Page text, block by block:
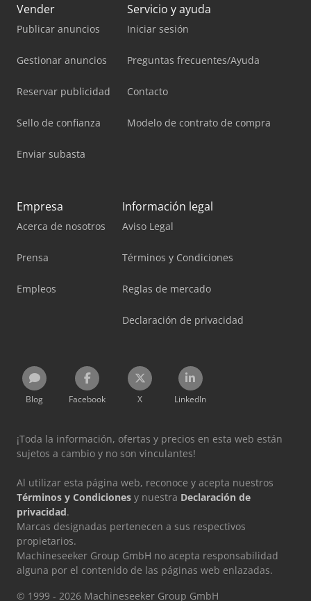
Vender
Publicar anuncios
Gestionar anuncios
Reservar publicidad
Sello de confianza
Enviar subasta
Servicio y ayuda
Iniciar sesión
Preguntas frecuentes/Ayuda
Contacto
Modelo de contrato de compra
Empresa
Acerca de nosotros
Prensa
Empleos
Información legal
Aviso Legal
Términos y Condiciones
Reglas de mercado
Declaración de privacidad
Blog Facebook X LinkedIn
¡Toda la información, ofertas y precios en esta web están
sujetos a cambio y no son vinculantes!
Al utilizar esta página web, reconoce y acepta nuestros
Términos y Condiciones y nuestra Declaración de
privacidad.
Marcas designadas pertenecen a sus respectivos
propietarios.
Machineseeker Group GmbH no acepta responsabilidad
alguna por el contenido de las páginas web enlazadas.
© 1999 - 2026 Machineseeker Group GmbH